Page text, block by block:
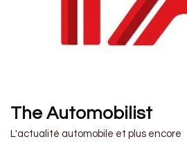
The Automobilist
L'actualité automobile et plus encore